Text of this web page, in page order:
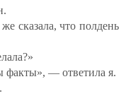
сказала, что полдень
факты», — ответила я.